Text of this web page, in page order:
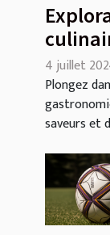
dans
4 juillet
Plongez
saveurs et